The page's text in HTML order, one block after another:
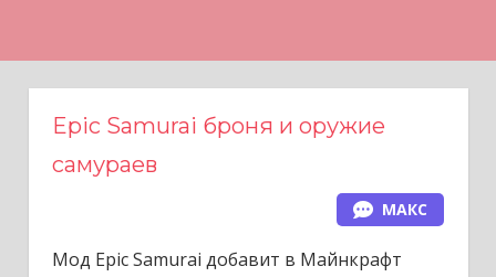
Epic Samurai броня и оружие
самураев
МАКС
Мод Epic Samurai добавит в Майнкрафт